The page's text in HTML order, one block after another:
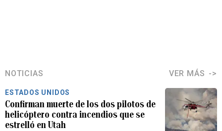
NOTICIAS VER MÁS
ESTADOS UNIDOS
Confirman muerte de los dos pilotos de
helicóptero contra incendios que se
estrelló en Utah